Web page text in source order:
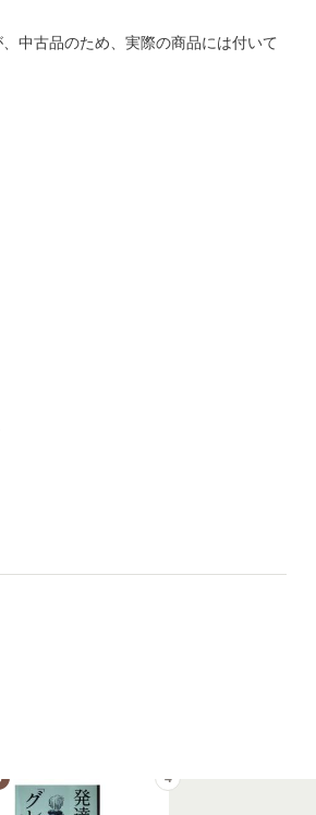
中古品のため、実際の商品には付いて
4